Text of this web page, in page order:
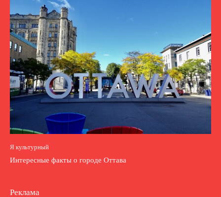
Я культурный
Интересные факты о городе Оттава
Реклама